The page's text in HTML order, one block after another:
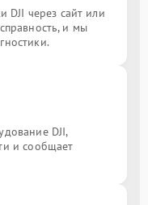
DJI через сайт или
и мы
DJI,
и сообщает